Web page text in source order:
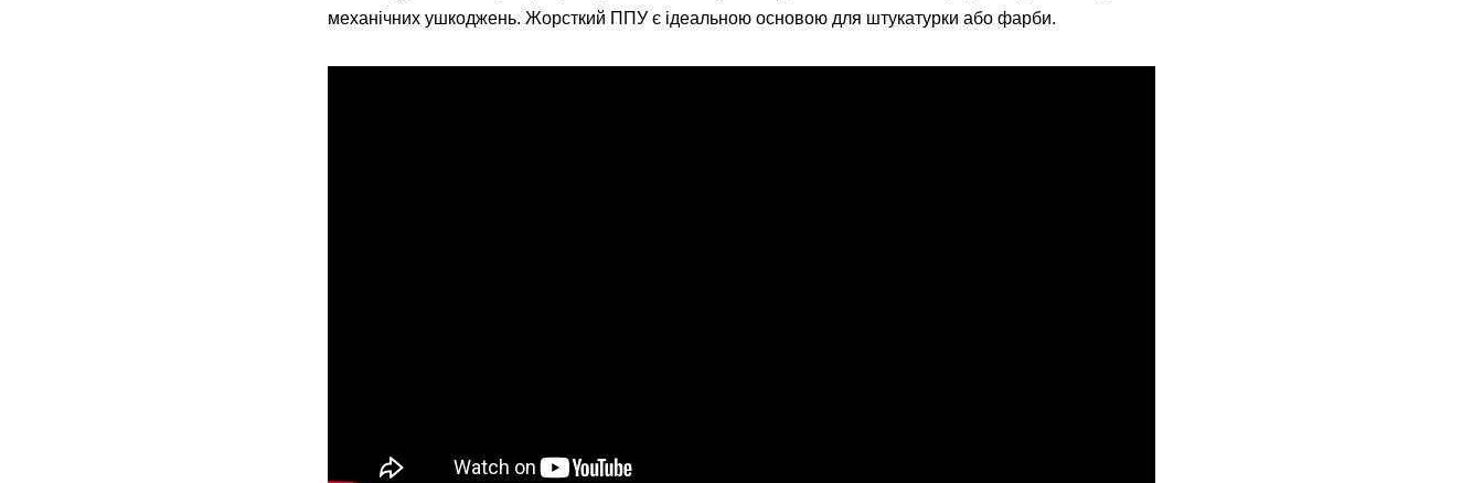
механічних ушкоджень. Жорсткий ППУ є ідеальною основою для штукатурки або фарби.